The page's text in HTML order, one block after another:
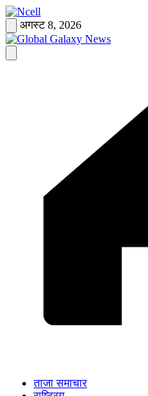
Skip
to
content
अगस्ट 8, 2026
ताजा समाचार